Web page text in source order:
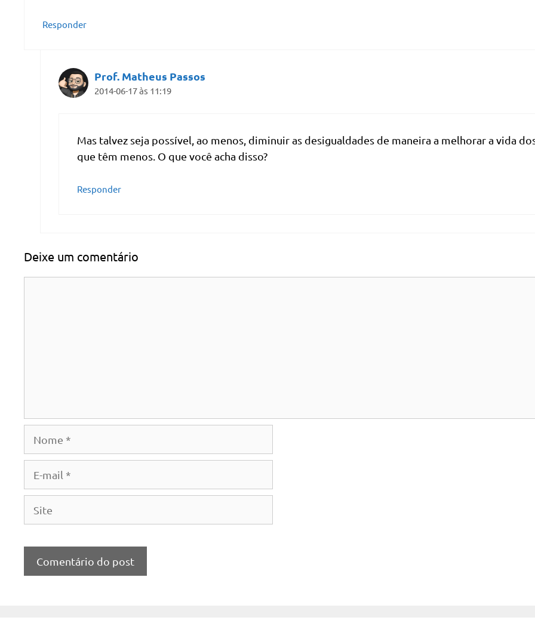
Responder
Prof. Matheus Passos
2014-06-17 às 11:19
Mas talvez seja possível, ao menos, diminuir as desigualdades de maneira a melhorar a vida
que têm menos. O que você acha disso?
Responder
Deixe um comentário